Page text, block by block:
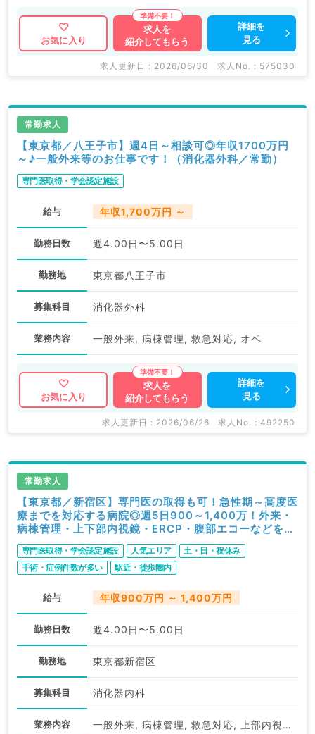
お気に入り
求人を
紹介してもらう
詳細を
見る
求人更新日 : 2026/06/30 求人No. : 575030
常勤求人
【東京都／八王子市】週4日～相談可◎年収1700万円
～♪一般外来等のお仕事です！（消化器外科／常勤）
専門医取得・学会認定施設
給与 年収1,700万円 ～
勤務日数 週4.00日〜5.00日
勤務地 東京都八王子市
募集科目 消化器外科
業務内容 一般外来, 病棟管理, 救急対応, オペ
お気に入り
求人を
紹介してもらう
詳細を
見る
求人更新日 : 2026/06/26 求人No. : 492250
常勤求人
【東京都／新宿区】専門医の取得も可！急性期～高度医
療までを対応する病院◎週5日900～1,400万！外来・
病棟管理・上下部内視鏡・ERCP・腹部エコーなどをお
まかせ（消化器内科／常勤）
専門医取得・学会認定施設 人気エリア
土・日・祝休み
手術・症例件数が多い
駅近・徒歩圏内
給与 年収900万円 ～ 1,400万円
勤務日数 週4.00日〜5.00日
勤務地 東京都新宿区
募集科目 消化器内科
業務内容 一般外来, 病棟管理, 救急対応, 上部内視鏡検査（ＧＦ）, 下部内視鏡検査（ＣＦ）, 内視鏡治療（ESD・ERCP等）